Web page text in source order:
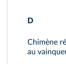
D
Chimène
au